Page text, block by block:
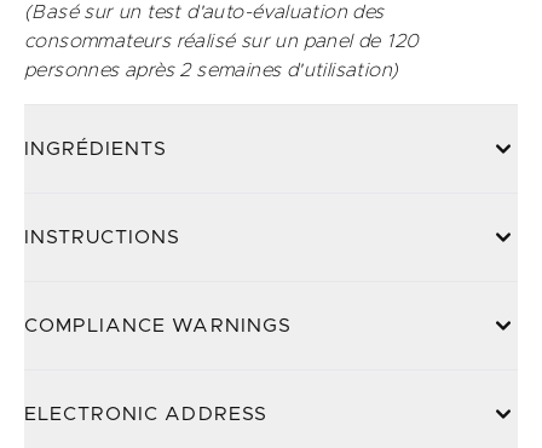
(Basé sur un test d'auto-évaluation des
consommateurs réalisé sur un panel de 120
personnes après 2 semaines d'utilisation)
INGRÉDIENTS
INSTRUCTIONS
COMPLIANCE WARNINGS
ELECTRONIC ADDRESS